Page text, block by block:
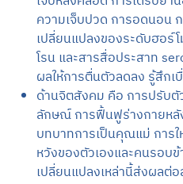
ความเจ็บปวด การอดนอน
เปลี่ยนแปลงของระดับฮอร์โ
โรน และสารสื่อประสาท
ผลให้การตื่นตัวลดลง รู้สึกเ
ด้านจิตสังคม คือ การปรับ
ลักษณ์ การฟื้นฟูร่างกายหลั
บทบาทการเป็นคุณแม่ การ
หวังของตัวเองและคนรอบ
เปลี่ยนแปลงเหล่านี้ส่งผล